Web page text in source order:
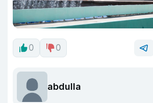
0 0
abdulla